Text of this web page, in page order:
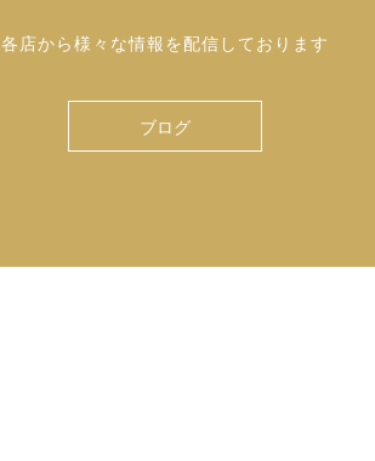
各店から様々な情報を配信しております
ブログ